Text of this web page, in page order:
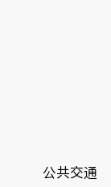
公共交通